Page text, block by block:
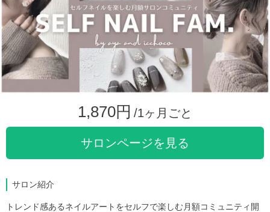
1,870円 /1ヶ月ごと
サロンページを見る
サロン紹介
トレンド感あるネイルアートをセルフで楽しむ月額コミュニティ開